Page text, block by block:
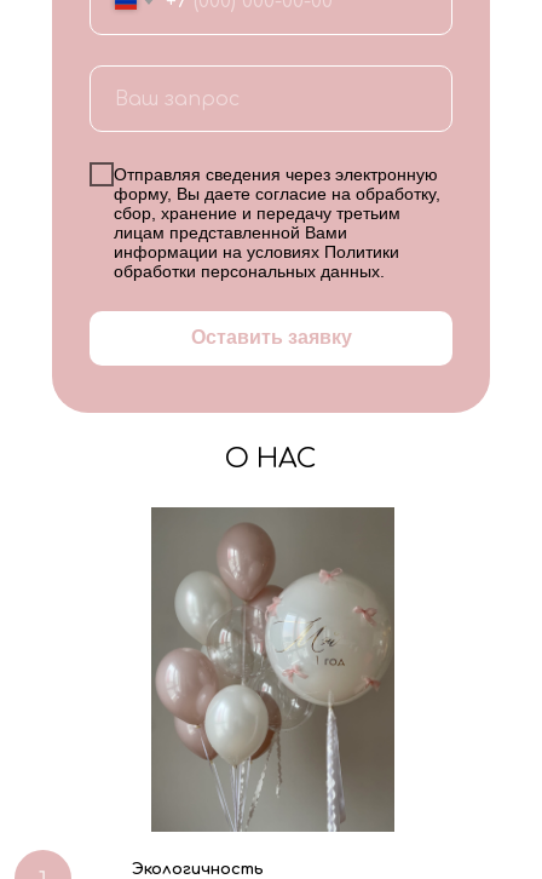
Отправляя сведения через электронную
форму, Вы даете согласие на обработку,
сбор, хранение и передачу третьим
лицам представленной Вами
информации на условиях Политики
обработки персональных данных
Оставить заявку
О НАС
Экологичность